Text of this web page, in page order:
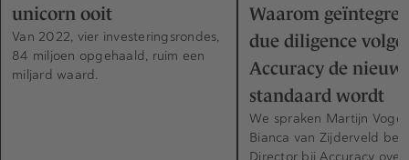
unicorn ooit
Van 2022, vier investeringsrondes,
84 miljoen opgehaald, ruim een
miljard waard.
Waarom
due diligence
Accuracy de
standaard wordt
We spraken Martijn
Bianca van Zijderveld
Director bij Accuracy over